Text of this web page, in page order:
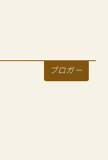
ブロガー